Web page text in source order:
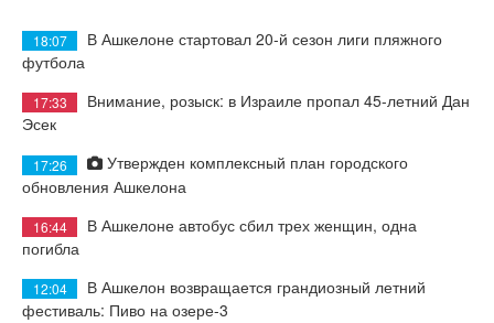
18:07
В Ашкелоне стартовал 20-й сезон лиги пляжного
футбола
17:33
Внимание, розыск: в Израиле пропал 45-летний Дан
Эсек
17:26
Утвержден комплексный план городского
обновления Ашкелона
16:44
В Ашкелоне автобус сбил трех женщин, одна
погибла
12:04
В Ашкелон возвращается грандиозный летний
фестиваль: Пиво на озере-3